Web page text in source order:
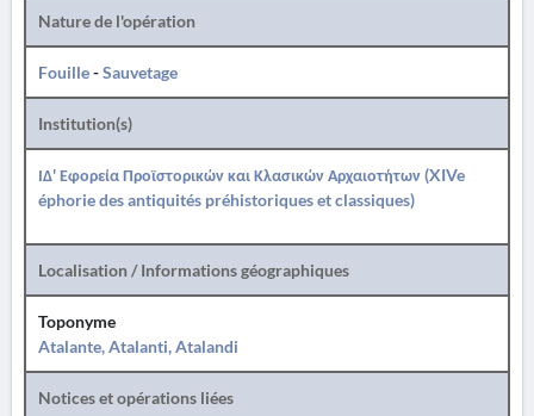
Nature de l'opération
Fouille-Sauvetage
Institution(s)
ΙΔ' Εφορεία Προϊστορικών και Κλασικών Αρχαιοτήτων (XIVe
éphorie des antiquités préhistoriques et classiques)
Localisation / Informations géographiques
Toponyme
Atalante, Atalanti, Atalandi
Notices et opérations liées